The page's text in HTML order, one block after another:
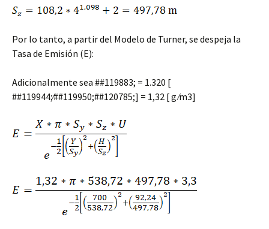
Por lo tanto, a partir del Modelo de Turner, se despeja la
Tasa de Emisión (E):
Adicionalmente sea ##119883; = 1.320 [
##119944;⁄##119950;##120785;] = 1,32 [ g ⁄m3]